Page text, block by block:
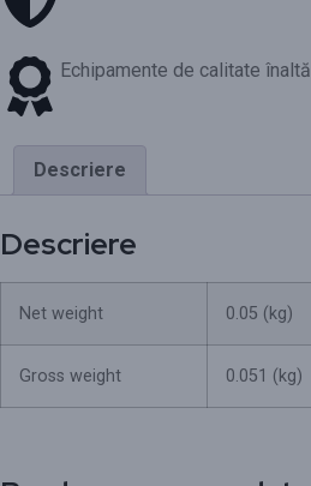
Echipamente de calitate înaltă
Descriere
Descriere
Net weight 0.05 (kg)
Gross weight 0.051 (kg)